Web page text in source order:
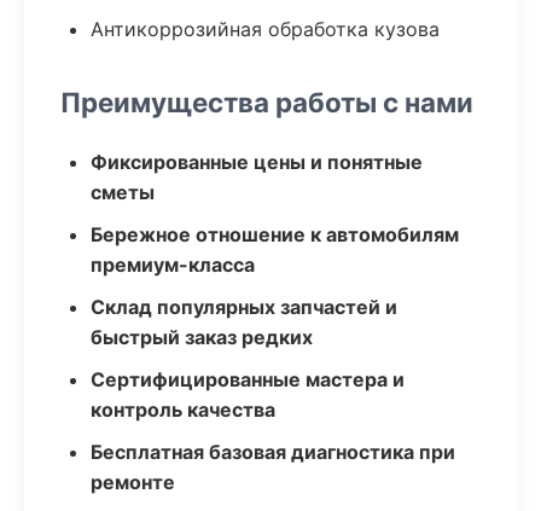
Антикоррозийная обработка кузова
Преимущества работы с нами
Фиксированные цены и понятные
сметы
Бережное отношение к автомобилям
премиум-класса
Склад популярных запчастей и
быстрый заказ редких
Сертифицированные мастера и
контроль качества
Бесплатная базовая диагностика при
ремонте